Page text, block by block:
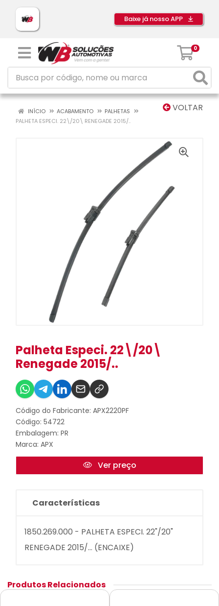
Baixe já nosso APP
0
VOLTAR
INÍCIO ACABAMENTO
PALHETAS
PALHETA ESPECI. 22\/20\ RENEGADE 2015/..
Palheta Especi. 22\/20\
Renegade 2015/..
Código do Fabricante: APX2220PF
Código: 54722
Embalagem: PR
Marca: APX
Ver preço
Características
1850.269.000 - PALHETA ESPECI. 22"/20"
RENEGADE 2015/... (ENCAIXE)
Produtos Relacionados